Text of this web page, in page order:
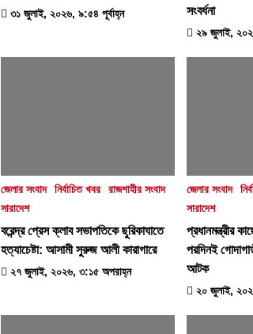
৩১ জুলাই, ২০২৬, ৯:৫৪ পূর্বাহ্ন
সংবর্ধনা
২৯ জুলাই,
জেলার সংবাদ নির্বাচিত খবর
রাজশাহীর সংবাদ
সারাদেশ
বরেন্দ্র প্রেস ক্লাব সভাপতিকে ছুরিকাঘাতে
হত্যাচেষ্টা: আসামী সুরুজ আলী কারাগারে
২৭ জুলাই, ২০২৬, ৩:১৫ অপরাহ্ন
জেলার সংবাদ
সারাদেশ
প্রধানমন্ত্রীর
পরদিনই
আটক
২০ জুলাই,